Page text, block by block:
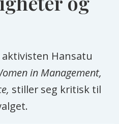
Hansatu
in Management,
stiller seg kritisk til